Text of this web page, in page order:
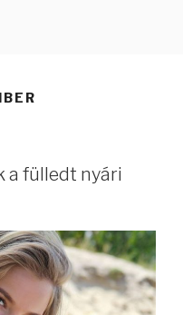
a fülledt nyári